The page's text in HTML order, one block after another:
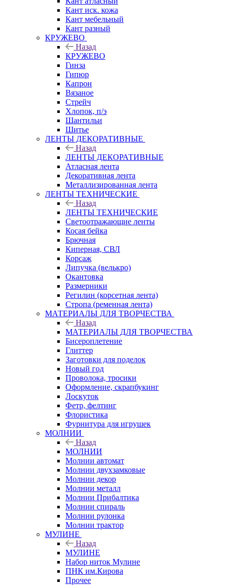
Кант иск. кожа
Кант мебельный
Кант разный
КРУЖЕВО
Назад
КРУЖЕВО
Гинза
Гипюр
Капрон
Вязаное
Стрейч
Хлопок, п/э
Шантильи
Шитье
ЛЕНТЫ ДЕКОРАТИВНЫЕ
Назад
ЛЕНТЫ ДЕКОРАТИВНЫЕ
Атласная лента
Декоративная лента
Металлизированная лента
ЛЕНТЫ ТЕХНИЧЕСКИЕ
Назад
ЛЕНТЫ ТЕХНИЧЕСКИЕ
Светоотражающие ленты
Косая бейка
Брючная
Киперная, СВЛ
Корсаж
Липучка (велькро)
Окантовка
Размерники
Регилин (корсетная лента)
Стропа (ременная лента)
МАТЕРИАЛЫ ДЛЯ ТВОРЧЕСТВА
Назад
МАТЕРИАЛЫ ДЛЯ ТВОРЧЕСТВА
Бисероплетение
Глиттер
Заготовки для поделок
Новый год
Проволока, тросики
Оформление, скрапбукинг
Лоскуток
Фетр, фелтинг
Флористика
Фурнитура для игрушек
МОЛНИИ
Назад
МОЛНИИ
Молнии автомат
Молнии двухзамковые
Молнии декор
Молнии металл
Молнии Прибалтика
Молнии спираль
Молнии рулонка
Молнии трактор
МУЛИНЕ
Назад
МУЛИНЕ
Набор ниток Мулине
ПНК им.Кирова
Прочее